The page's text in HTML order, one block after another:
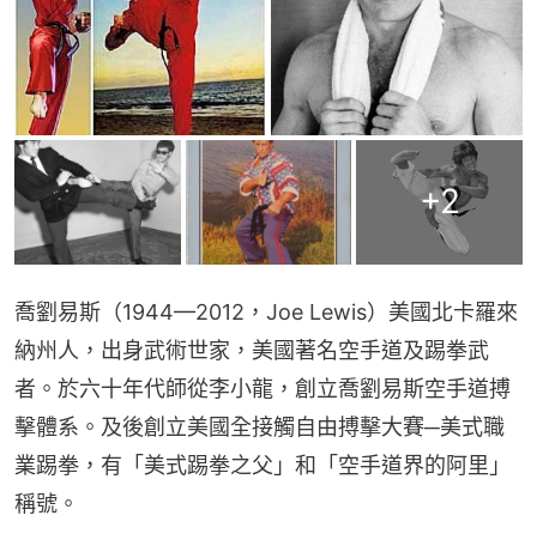
+2
喬劉易斯（1944—2012，Joe Lewis）美國北卡羅來
納州人，出身武術世家，美國著名空手道及踢拳武
者。於六十年代師從李小龍，創立喬劉易斯空手道搏
擊體系。及後創立美國全接觸自由搏擊大賽─美式職
業踢拳，有「美式踢拳之父」和「空手道界的阿里」
稱號。